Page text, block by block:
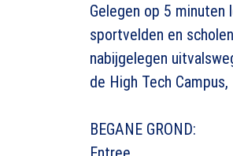
Gelegen op 5 minuten
sportvelden en
nabijgelegen
de High Tech
BEGANE GROND: